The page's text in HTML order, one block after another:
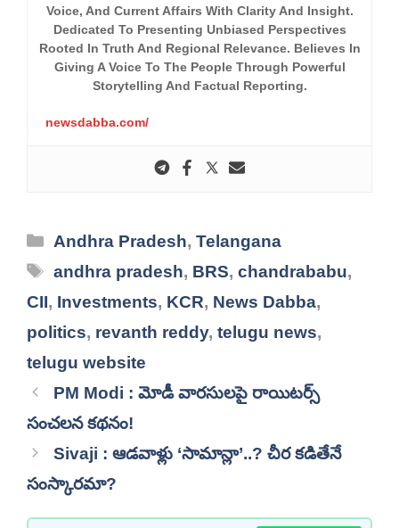
Voice, And Current Affairs With Clarity And Insight.
Dedicated To Presenting Unbiased Perspectives
Rooted In Truth And Regional Relevance. Believes In
Giving A Voice To The People Through Powerful
Storytelling And Factual Reporting.
newsdabba.com/
Categories
Andhra Pradesh,Telangana
Tags
andhra pradesh, BRS,chandrababu,
CII, Investments, KCR, News Dabba,
politics, revanth reddy, telugu news,
telugu website
PM Modi : మోడీ వారసులపై రాయిటర్స్
సంచలన కథనం!
Sivaji : ఆడవాళ్లు ‘సామాన్లా’..? చీర కడితేనే
సంస్కారమా?